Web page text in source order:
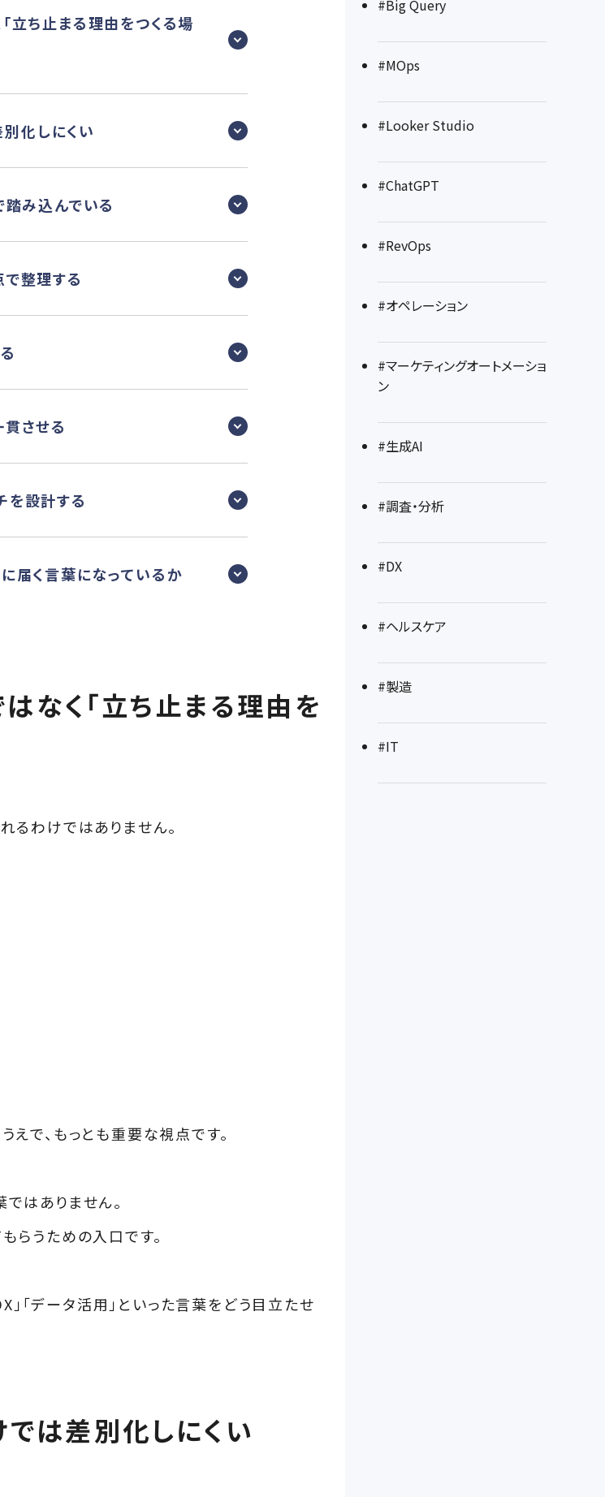
立ち止まる理由をつくる場
別化しにくい
踏み込んでいる
整理する
させる
を設計する
届く言葉になっているか
なく「立ち止まる理由を
るわけではありません。
えで、もっとも重要な視点です。
はありません。
らうための入口です。
」「データ活用」といった言葉をどう目立たせ
では差別化しにくい
#Big Query
#MOps
#Looker Studio
#ChatGPT
#RevOps
#オペレーション
#マーケティングオートメーショ
ン
#生成AI
#調査・分析
#DX
#ヘルスケア
#製造
#IT